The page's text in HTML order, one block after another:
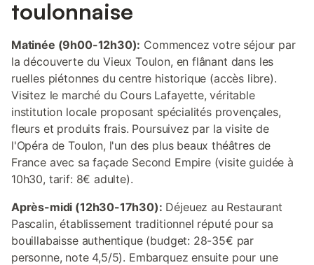
toulonnaise
Matinée (9h00-12h30): Commencez votre séjour par
la découverte du Vieux Toulon, en flânant dans les
ruelles piétonnes du centre historique (accès libre).
Visitez le marché du Cours Lafayette, véritable
institution locale proposant spécialités provençales,
fleurs et produits frais. Poursuivez par la visite de
l'Opéra de Toulon, l'un des plus beaux théâtres de
France avec sa façade Second Empire (visite guidée à
10h30, tarif: 8€ adulte).
Après-midi (12h30-17h30): Déjeuez au Restaurant
Pascalin, établissement traditionnel réputé pour sa
bouillabaisse authentique (budget: 28-35€ par
personne, note 4,5/5). Embarquez ensuite pour une